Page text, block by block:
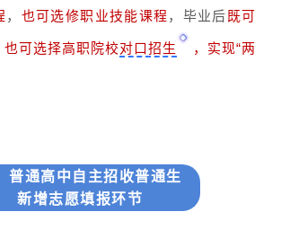
， 也可选修职业技能课程，毕业后 既可
可选择高职院校对口招生
，实现“两
普通高中自主招收普通生
新增志愿填报环节